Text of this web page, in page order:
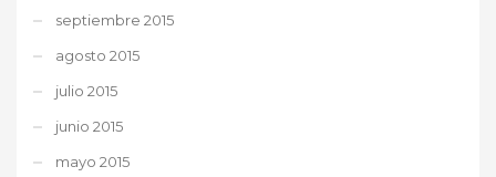
septiembre 2015
agosto 2015
julio 2015
junio 2015
mayo 2015